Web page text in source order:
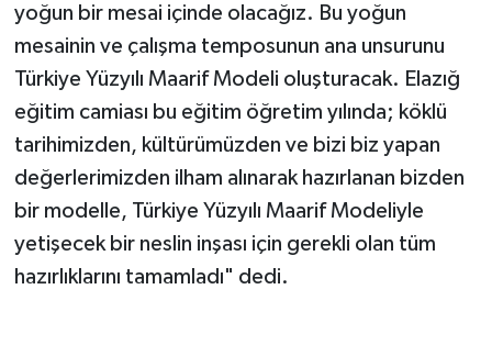
yoğun bir mesai içinde olacağız. Bu yoğun
mesainin ve çalışma temposunun ana unsurunu
Türkiye Yüzyılı Maarif Modeli oluşturacak. Elazığ
eğitim camiası bu eğitim öğretim yılında; köklü
tarihimizden, kültürümüzden ve bizi biz yapan
değerlerimizden ilham alınarak hazırlanan bizden
bir modelle, Türkiye Yüzyılı Maarif Modeliyle
yetişecek bir neslin inşası için gerekli olan tüm
hazırlıklarını tamamladı" dedi.